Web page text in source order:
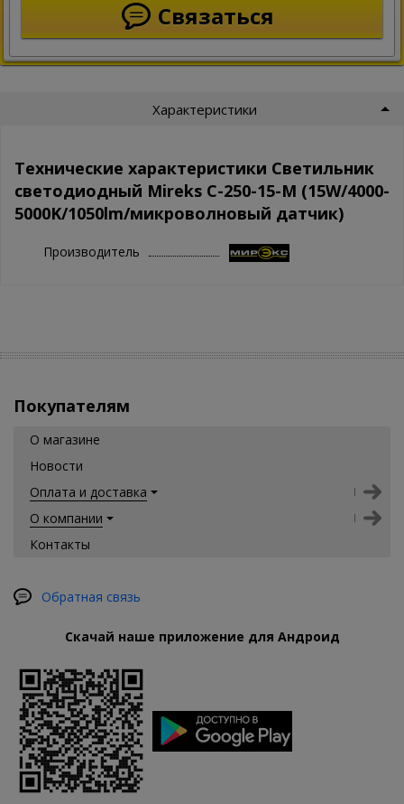
Связаться
Характеристики
Технические характеристики Светильник
светодиодный Mireks С-250-15-M (15W/4000-
5000K/1050lm/микроволновый датчик)
Производитель
Покупателям
О магазине
Новости
Оплата и доставка
О компании
Контакты
Обратная связь
Скачай наше приложение для Андроид